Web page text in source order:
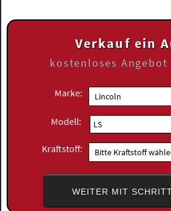
Verkauf ein
kostenloses
Marke:
Modell:
Kraftstoff:
WEITER MIT